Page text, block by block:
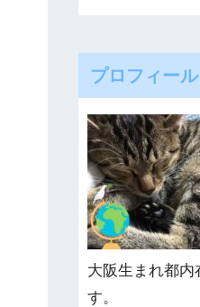
プロフィール
大阪生まれ都
す。